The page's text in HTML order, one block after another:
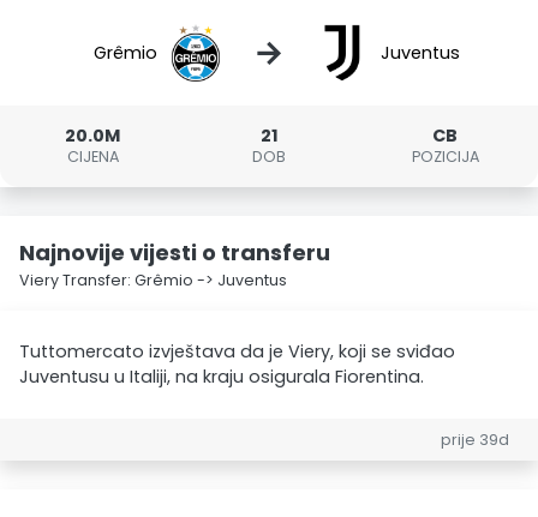
Grêmio → Juventus
20.0M
CIJENA
21
DOB
CB
POZICIJA
Najnovije vijesti o transferu
Viery Transfer: Grêmio -> Juventus
Tuttomercato izvještava da je Viery, koji se sviđao
Juventusu u Italiji, na kraju osigurala Fiorentina.
prije 39d